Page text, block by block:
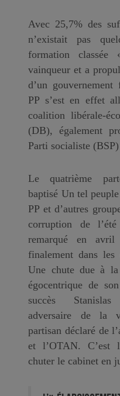
Avec 25,7% des
n’existait pas
formation
vainqueur et a
d’un
PP s’est en effet
coalition libérale-
(DB), également
Parti socialiste
Le quatrième
baptisé Un tel
PP et d’autres
corruption de
remarqué en
finalement dans les
Une chute due à la
égocentrique de
succès
adversaire de la
partisan déclaré de
et l’OTAN.
chuter le cabinet en